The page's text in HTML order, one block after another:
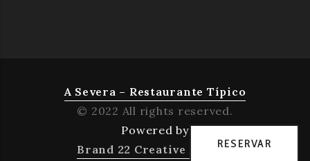
A Severa – Restaurante Típico
© 2022 All rights reserved.
Powered by
Brand 22 Creative AgencyRESERVAR